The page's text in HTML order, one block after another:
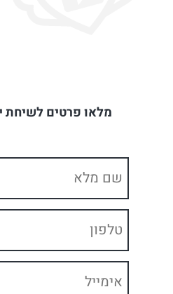
מלאו פרטים לשיחת